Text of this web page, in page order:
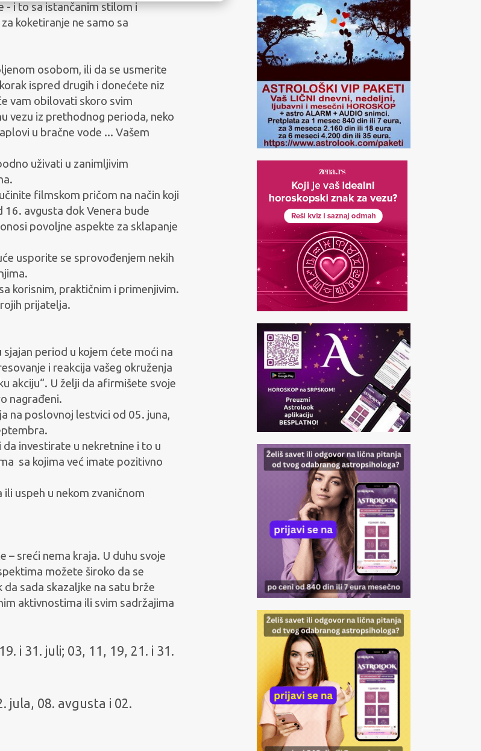
- i to sa istančanim stilom i
koketiranje ne samo sa
osobom, ili da se usmerite
ispred drugih i donećete niz
vam obilovati skoro svim
vezu iz prethodnog perioda, neko
u bračne vode ... Vašem
uživati u zanimljivim
filmskom pričom na način koji
avgusta dok Venera bude
povoljne aspekte za sklapanje
usporite se sprovođenjem nekih
korisnim, praktičnim i primenjivim.
prijatelja.
period u kojem ćete moći na
i reakcija vašeg okruženja
akciju“. U želji da afirmišete svoje
nagrađeni.
na poslovnoj lestvici od 05. juna,
investirate u nekretnine i to u
sa kojima već imate pozitivno
ili uspeh u nekom zvaničnom
– sreći nema kraja. U duhu svoje
možete široko da se
sada skazaljke na satu brže
aktivnostima ili svim sadržajima
i 31. juli; 03, 11, 19, 21. i 31.
jula, 08. avgusta i 02.